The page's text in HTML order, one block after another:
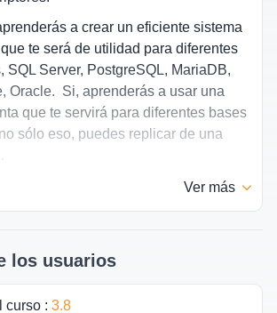
a crear un eficiente sistema
te será de utilidad para diferentes
SQL Server, PostgreSQL, MariaDB,
Oracle. Si, aprenderás a usar una
que te servirá para diferentes bases
sólo eso, puedes replicar de una
Ver más
los usuarios
curso : 3.8